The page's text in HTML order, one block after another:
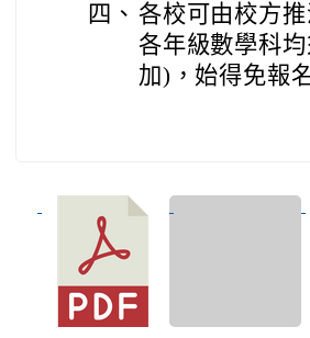
四、 各校可由校方
各年級數學科
加)，始得免報